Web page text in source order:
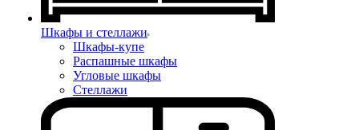
Шкафы и стеллажи
Шкафы-купе
Распашные шкафы
Угловые шкафы
Стеллажи